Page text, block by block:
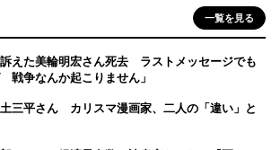
一覧を見る
えた美輪明宏さん死去 ラストメッセージでも
争なんか起こりません」
三平さん カリスマ漫画家、二人の「違い」と